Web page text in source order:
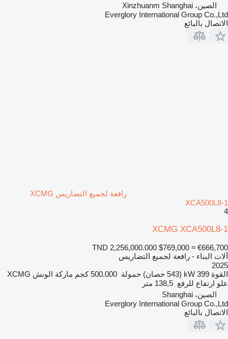
الصين، Xinzhuanm Shanghai
Everglory International Group Co.,Ltd
الاتصال بالبائع
رافعة لجميع التضاريس XCMG
XCA500L8-1
4
XCMG XCA500L8-1
TND 2,256,000.000 $769,000 ≈ €666,700
آلات البناء - رافعة لجميع التضاريس
2025
القوة 399 kW (543 حصان) حمولة 500.000 كجم ماركة الونش XCMG
علو ارتفاع للرفع 138,5 متر
الصين، Shanghai
Everglory International Group Co.,Ltd
الاتصال بالبائع